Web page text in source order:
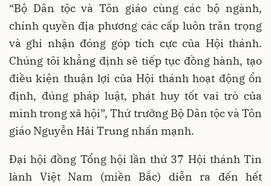
“Bộ Dân tộc và Tôn giáo cùng các bộ ngành,
chính quyền địa phương các cấp luôn trân trọng
và ghi nhận đóng góp tích cực của Hội thánh.
Chúng tôi khẳng định sẽ tiếp tục đồng hành, tạo
điều kiện thuận lợi của Hội thánh hoạt động ổn
định, đúng pháp luật, phát huy tốt vai trò của
mình trong xã hội”, Thứ trưởng Bộ Dân tộc và Tôn
giáo Nguyễn Hải Trung nhấn mạnh.
Đại hội đồng Tổng hội lần thứ 37 Hội thánh Tin
lành Việt Nam (miền Bắc) diễn ra đến hết